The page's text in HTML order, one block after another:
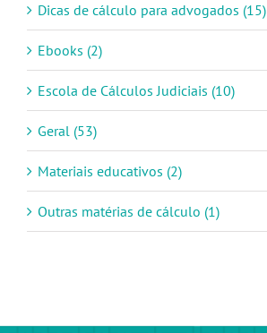
Dicas de cálculo para advogados (15)
Ebooks (2)
Escola de Cálculos Judiciais (10)
Geral (53)
Materiais educativos (2)
Outras matérias de cálculo (1)